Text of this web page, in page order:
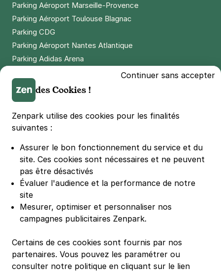
38 rue Charles de Muyssaert
4,5(69 avis)
1,50 €/heure,14 €/jour,65 €/semaine(tarifs dégressifs)
Réserver
+ Abonnements disponibles
59000Lille
4,6(370 avis)
2,50 €/heure,17 €/jour,72 €/semaine(tarifs dégressifs)
Réserver
+ Abonnements disponibles
Parking Aéroport Marseille-Provence
Parking Aéroport Toulouse Blagnac
Parking CDG
Parking Aéroport Nantes Atlantique
Parking Adidas Arena
Parking LDLC Arena
Parking Stade Pierre Mauroy
Parking Groupama Stadium
Parking Vélodrome
Parking Bercy
Parking La Défense Arena
Parking Les 4 temps
Parking Nation
Parking Porte de Versailles
Parking Lille Grand Palais
Parking Casino Barrière Lille
Continuer sans accepter
des Cookies !
Zenpark utilise des cookies pour les finalités
suivantes :
Assurer le bon fonctionnement du service et du
site. Ces cookies sont nécessaires et ne peuvent
pas être désactivés
Évaluer l'audience et la performance de notre
site
Mesurer, optimiser et personnaliser nos
campagnes publicitaires Zenpark.
Certains de ces cookies sont fournis par nos
partenaires. Vous pouvez les paramétrer ou
consulter notre politique en cliquant sur le lien